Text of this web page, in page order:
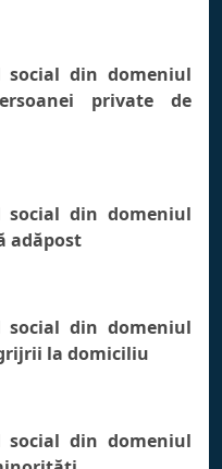
din domeniul
private de
din domeniul
adăpost
din domeniul
la domiciliu
din domeniul